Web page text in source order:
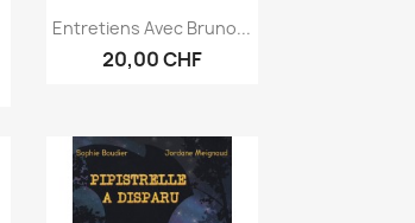
Aperçu rapide
Entretiens Avec Bruno...
20,00 CHF